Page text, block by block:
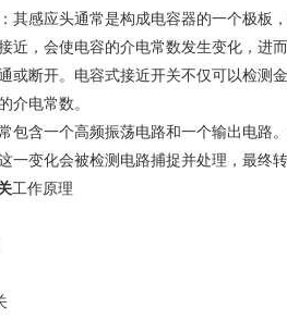
其感应头通常是构成电容器的一个极板
近，会使电容的介电常数发生变化，进
或断开。电容式接近开关不仅可以检测
介电常数。‌
包含一个高频振荡电路和一个输出电路
一变化会被检测电路捕捉并处理，最终
工作原理